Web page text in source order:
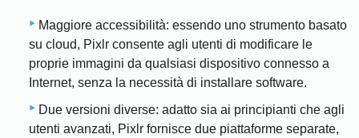
Maggiore accessibilità: essendo uno strumento basato
su cloud, Pixlr consente agli utenti di modificare le
proprie immagini da qualsiasi dispositivo connesso a
Internet, senza la necessità di installare software.
Due versioni diverse: adatto sia ai principianti che agli
utenti avanzati, Pixlr fornisce due piattaforme separate,